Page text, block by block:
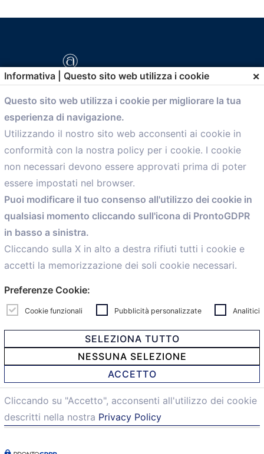
comunicazione@confartigianato.bo.it
Menù
Home
Servizi
Convenzioni
Voce delle Nostre aziende
Informazioni Ex L. 124/2017
News
personalCaf
© 2021 Confartigianato Imprese Mandamento Bologna -
Via Papini, 18 - 40128 Bologna - Italy
Privacy e Cookie
Informativa | Questo sito web utilizza i cookie ×
Questo sito web utilizza i cookie per migliorare la tua
esperienza di navigazione.
Utilizzando il nostro sito web acconsenti ai cookie in
conformità con la nostra policy per i cookie. I cookie
non necessari devono essere approvati prima di poter
essere impostati nel browser.
Puoi modificare il tuo consenso all'utilizzo dei cookie in
qualsiasi momento cliccando sull'icona di ProntoGDPR
in basso a sinistra.
Cliccando sulla X in alto a destra rifiuti tutti i cookie e
accetti la memorizzazione dei soli cookie necessari.
Preferenze Cookie:
Cookie funzionali Pubblicità personalizzate Analitici
SELEZIONA TUTTO
NESSUNA SELEZIONE
ACCETTO
Cliccando su "Accetto", acconsenti all'utilizzo dei cookie
descritti nella nostra Privacy Policy